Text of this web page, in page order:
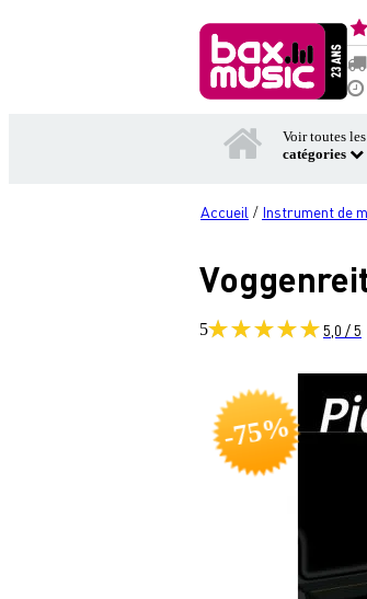
Voir toutes les
catégories
Accueil / Instrument de
5 5,0 / 5
-75%